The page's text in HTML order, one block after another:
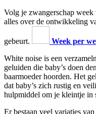
Volg je zwangerschap
alles over de ontwikkeling
gebeurt.
Week per
White noise is een
geluiden die baby’s doen
baarmoeder hoorden. Het
dat baby’s zich rustig en
hulpmiddel om je kleintje in
Er bestaan veel variaties